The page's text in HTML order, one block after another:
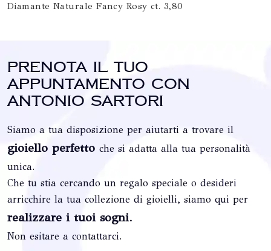
Diamante Naturale Fancy Rosy ct. 3,80
Prenota il tuo
appuntamento con
Antonio Sartori
Siamo a tua disposizione per aiutarti a trovare il
gioiello perfetto che si adatta alla tua personalità
unica.
Che tu stia cercando un regalo speciale o desideri
arricchire la tua collezione di gioielli, siamo qui per
realizzare i tuoi sogni.
Non esitare a contattarci.